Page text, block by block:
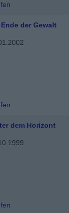
der Gewalt
dem Horizont